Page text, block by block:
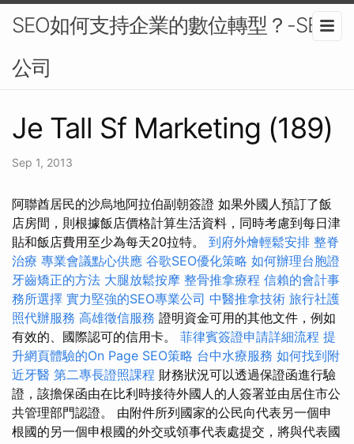
SEO如何支持企業的數位轉型？-SEO
公司
Je Tall Sf Marketing (189)
Sep 1, 2013
阿聯酋居民的沙烏地阿拉伯副朝簽證 如果外國人預訂了飯
店房間，則根據飯店價格計算生活資料，同時考慮到每日津
貼和飯店費用至少為每天20拉特。 到府外燴輕鬆安排 整脊
治療 專業會議點心供應 谷歌SEO優化策略 如何辦理台胞證
牙齒矯正的方法 大腿放鬆按摩 整骨推拿療程 信賴的會計事
務所選擇 實力堅強的SEO專業公司 中醫推拿技術 旅行社護
照代辦服務 高雄徵信服務 證明資金可用的其他文件，例如
有效的、國際認可的信用卡。 菲律賓簽證申請詳細流程 提
升網頁體驗的On Page SEO策略 台中水療服務 如何找到附
近牙醫 第二專長證照課程 財務狀況可以透過保證函進行驗
證，該擔保函由在比利時接待外國人的人簽署並由居住市公
共管理部門認證。 由附件所列國家的公民向代表另一個申
根國的另一個申根國的外交或領事代表處提交，將與代表國